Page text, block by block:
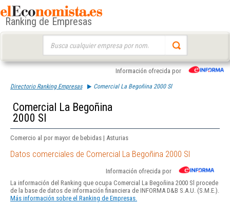
Ranking de Empresas
Información ofrecida por
Directorio Ranking Empresas Comercial La Begoñina 2000 Sl
Comercial La Begoñina
2000 Sl
Comercio al por mayor de bebidas | Asturias
Datos comerciales de Comercial La Begoñina 2000 Sl
Información ofrecida por
La información del Ranking que ocupa Comercial La Begoñina 2000 Sl procede
de la base de datos de información financiera de INFORMA D&B S.A.U. (S.M.E.).
Más información sobre el Ranking de Empresas.